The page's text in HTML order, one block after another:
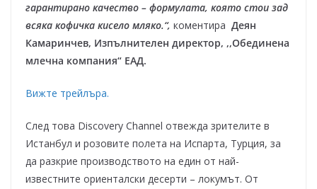
гарантирано качество – формулата, която стои зад
всяка кофичка кисело мляко.“, коментира Деян
Камаринчев, Изпълнителен директор, ,,Обединена
млечна компания“ ЕАД.
Вижте трейлъра.
След това Discovery Channel отвежда зрителите в
Истанбул и розовите полета на Испарта, Турция, за
да разкрие производството на един от най-
известните ориенталски десерти – локумът. От